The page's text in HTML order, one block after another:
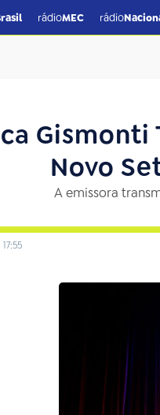
rádioMEC rádio
Novo
A emissora
17:55